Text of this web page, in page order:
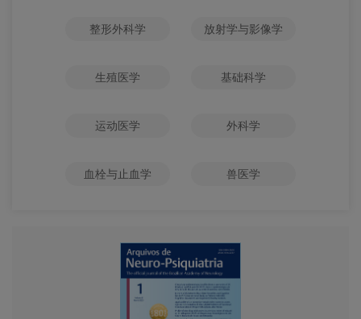
整形外科学 放射学与影像学
生殖医学 基础科学
运动医学 外科学
血栓与止血学 兽医学